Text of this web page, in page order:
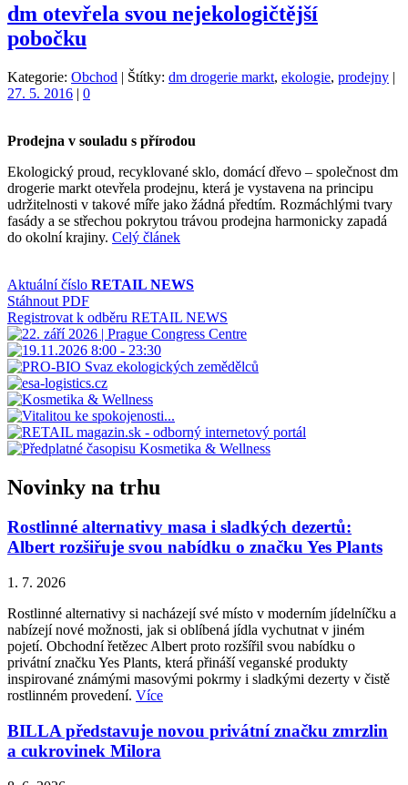
dm otevřela svou nejekologičtější
pobočku
Kategorie: Obchod | Štítky: dm drogerie markt, ekologie, prodejny |
27. 5. 2016 | 0
Prodejna v souladu s přírodou
Ekologický proud, recyklované sklo, domácí dřevo – společnost dm
drogerie markt otevřela prodejnu, která je vystavena na principu
udržitelnosti v takové míře jako žádná předtím. Rozmáchlými tvary
fasády a se střechou pokrytou trávou prodejna harmonicky zapadá
do okolní krajiny. Celý článek
Aktuální číslo RETAIL NEWS
Stáhnout PDF
Registrovat k odběru RETAIL NEWS
Novinky na trhu
Rostlinné alternativy masa i sladkých dezertů:
Albert rozšiřuje svou nabídku o značku Yes Plants
1. 7. 2026
Rostlinné alternativy si nacházejí své místo v moderním jídelníčku a
nabízejí nové možnosti, jak si oblíbená jídla vychutnat v jiném
pojetí. Obchodní řetězec Albert proto rozšířil svou nabídku o
privátní značku Yes Plants, která přináší veganské produkty
inspirované známými masovými pokrmy i sladkými dezerty v čistě
rostlinném provedení. Více
BILLA představuje novou privátní značku zmrzlin
a cukrovinek Milora